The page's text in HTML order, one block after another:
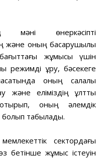
мəні өнеркəсіпті
жəне оның басқарушылық
жұмысы үшін
режимді құру, бəсекеге
оның салалық
жəне еліміздің ұлттық
оның əлемдік
болып табылады.
сектордағы
бетінше жұмыс істеуін